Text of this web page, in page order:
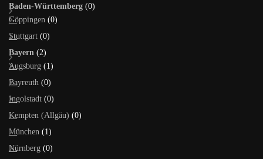
Baden-Württemberg (0)
Göppingen (0)
Stuttgart (0)
Bayern (2)
Augsburg (1)
Bayreuth (0)
Ingolstadt (0)
Kempten (Allgäu) (0)
München (1)
Nürnberg (0)